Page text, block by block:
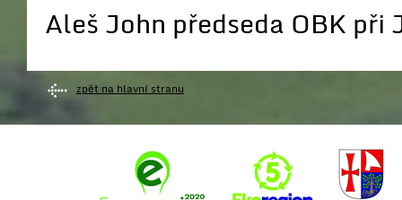
Aleš John předseda OBK při
zpět na hlavní stranu